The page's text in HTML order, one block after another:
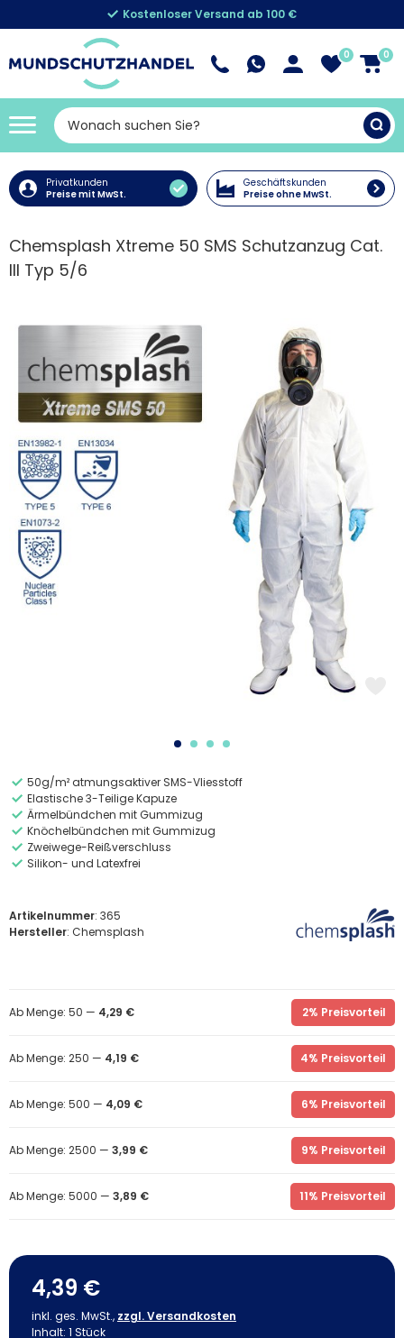
Kostenloser Versand ab 100 €
0 0
Privatkunden
Preise mit MwSt.
Geschäftskunden
Preise ohne MwSt.
Chemsplash Xtreme 50 SMS Schutzanzug Cat.
III Typ 5/6
50g/m² atmungsaktiver SMS-Vliesstoff
Elastische 3-Teilige Kapuze
Ärmelbündchen mit Gummizug
Knöchelbündchen mit Gummizug
Zweiwege-Reißverschluss
Silikon- und Latexfrei
Artikelnummer: 365
Hersteller: Chemsplash
Ab Menge: 50 — 4,29 € 2% Preisvorteil
Ab Menge: 250 — 4,19 € 4% Preisvorteil
Ab Menge: 500 — 4,09 € 6% Preisvorteil
Ab Menge: 2500 — 3,99 € 9% Preisvorteil
Ab Menge: 5000 — 3,89 € 11% Preisvorteil
4,39 €
inkl. ges. MwSt., zzgl. Versandkosten
Inhalt: 1 Stück